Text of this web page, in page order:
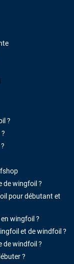
?
de wingfoil ?
pour débutant et
wingfoil ?
et de windfoil ?
de windfoil ?
?